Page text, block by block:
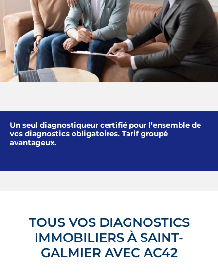
Un seul diagnostiqueur certifié pour l’ensemble de
vos diagnostics obligatoires. Tarif groupé
avantageux.
TOUS VOS DIAGNOSTICS
IMMOBILIERS À SAINT-
GALMIER AVEC AC42